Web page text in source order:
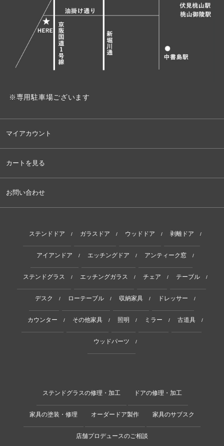
※専用駐車場ございます
マイアカウント
カートを見る
お問い合わせ
ステンドドア / ガラスドア / ウッドドア / 剥離ドア /
アイアンドア / エッチングドア / アンティーク窓 /
ステンドグラス / エッチングガラス / チェア / テーブル /
デスク / ローテーブル / 収納家具 / ドレッサー /
カウンター / その他家具 / 照明 / ミラー / 古道具 /
ウッドパーツ /
ステンドグラスの修理・加工 ドアの修理・加工
家具の塗装・修理 オーダードア製作 家具のサブスク
店舗プロデュースのご相談